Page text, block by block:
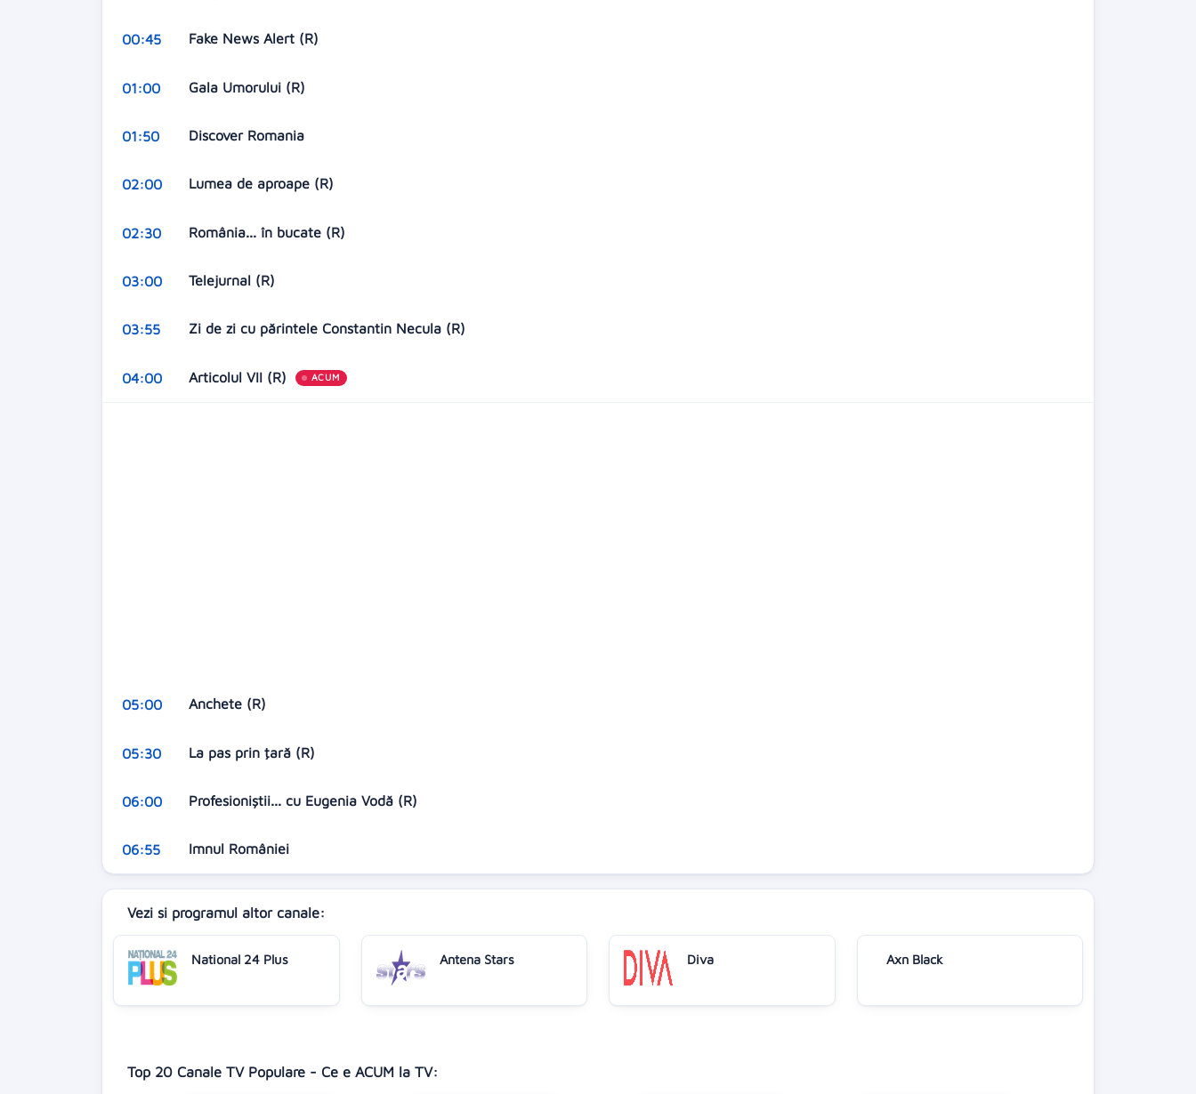
00:45 Fake News Alert (R)
01:00 Gala Umorului (R)
01:50 Discover Romania
02:00 Lumea de aproape (R)
02:30 România... în bucate (R)
03:00 Telejurnal (R)
03:55 Zi de zi cu părintele Constantin Necula (R)
04:00 Articolul VII (R) ACUM
05:00 Anchete (R)
05:30 La pas prin ţară (R)
06:00 Profesioniştii... cu Eugenia Vodă (R)
06:55 Imnul României
Vezi si programul altor canale:
National 24 Plus Antena Stars Diva Axn Black
Top 20 Canale TV Populare - Ce e ACUM la TV: